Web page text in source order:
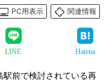
PC用表示
関連情報
LINE Hatena
前で検討されている再